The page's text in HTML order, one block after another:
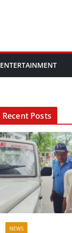
ENTERTAINMENT
Recent Posts
NEWS